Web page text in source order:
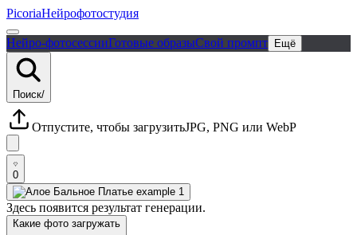
PicoriaНейрофотостудия
Нейро-фотосессииГотовые образыСвой промпт Ещё
Поиск/
Отпустите, чтобы загрузитьJPG, PNG или WebP
0
Здесь появится результат генерации.
Какие фото загружать